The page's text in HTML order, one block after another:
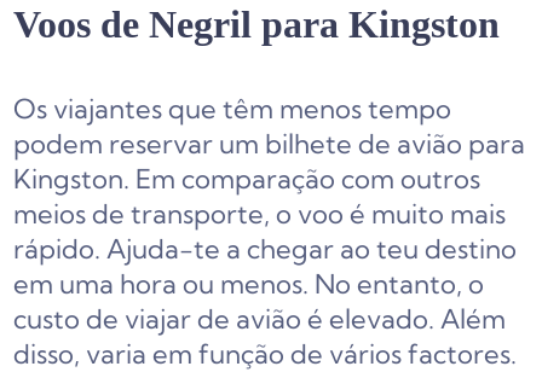
Voos de Negril para Kingston
Os viajantes que têm menos tempo
podem reservar um bilhete de avião para
Kingston. Em comparação com outros
meios de transporte, o voo é muito mais
rápido. Ajuda-te a chegar ao teu destino
em uma hora ou menos. No entanto, o
custo de viajar de avião é elevado. Além
disso, varia em função de vários factores.